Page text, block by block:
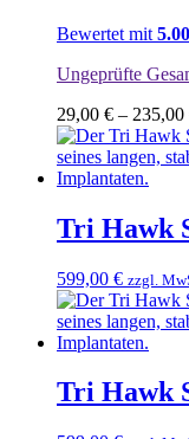
Bewertet mit 5.00
Ungeprüfte
29,00 € – 235,00
Tri Hawk
599,00 € zzgl.
Tri Hawk